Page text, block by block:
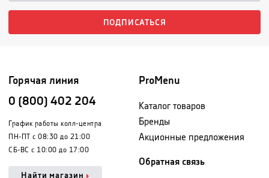
ПОДПИСАТЬСЯ
Горячая линия
0 (800) 402 204
График работы колл-центра
ПН-ПТ с 08:30 до 21:00
СБ-ВС с 10:00 до 17:00
Найти магазин
ProMenu
Каталог товаров
Бренды
Акционные предложения
Обратная связь